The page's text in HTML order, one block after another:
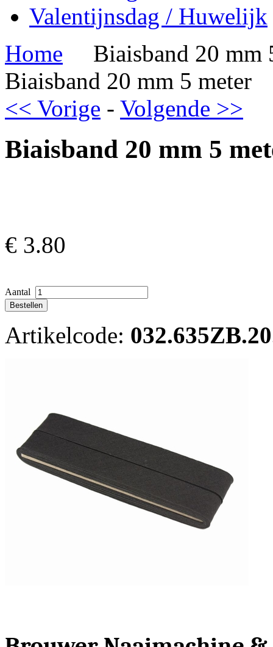
Valentijnsdag / Huwelijk
Home
Biaisband 20 mm
Biaisband 20 mm 5 meter
<< Vorige - Volgende >>
Biaisband 20 mm 5
€ 3.80
Aantal
Artikelcode: